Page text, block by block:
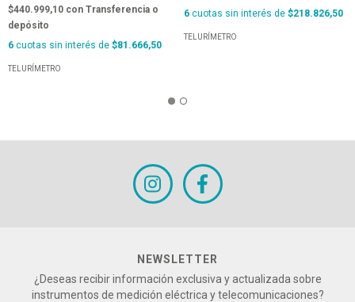
$440.999,10 con Transferencia o
depósito
6 cuotas sin interés de $81.666,50
TELURÍMETRO
6cuotas sin interés de $218.826,50
TELURÍMETRO
NEWSLETTER
¿Deseas recibir información exclusiva y actualizada sobre
instrumentos de medición eléctrica y telecomunicaciones?